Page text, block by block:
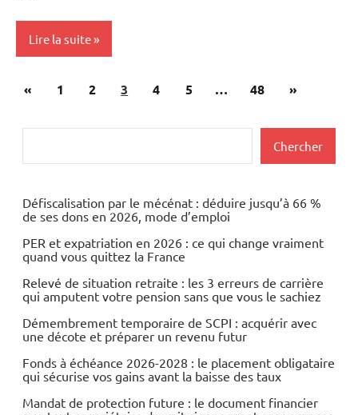
Lire la suite
Actualités
Pagination
publications
«Publications
1 2 3 4 5 … 48
Articles
»
Chercher
Défiscalisation par le mécénat : déduire jusqu’à 66 %
de ses dons en 2026, mode d’emploi
PER et expatriation en 2026 : ce qui change vraiment
quand vous quittez la France
Relevé de situation retraite : les 3 erreurs de carrière
qui amputent votre pension sans que vous le sachiez
Démembrement temporaire de SCPI : acquérir avec
une décote et préparer un revenu futur
Fonds à échéance 2026-2028 : le placement obligataire
qui sécurise vos gains avant la baisse des taux
Mandat de protection future : le document financier